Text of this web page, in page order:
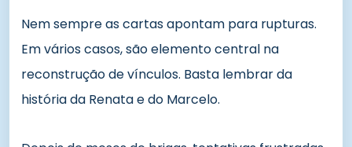
Nem sempre as cartas apontam para rupturas.
Em vários casos, são elemento central na
reconstrução de vínculos. Basta lembrar da
história da Renata e do Marcelo.